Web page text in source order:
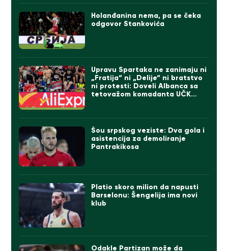
Holanđanina nema, pa se čeka
odgovor Stankovića
Upravu Spartaka ne zanimaju ni
„Fratija“ ni „Delije“ ni bratstvo
ni protesti: Doveli Albanca sa
tetovažom komadanta UČK
Šou srpskog veziste: Dva gola i
asistencija za demoliranje
Pantrakikosa
Platio skoro milion da napusti
Barselonu: Šengelija ima novi
klub
Odakle Partizan može da